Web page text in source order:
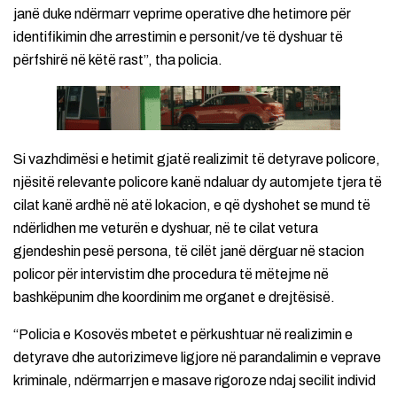
janë duke ndërmarr veprime operative dhe hetimore për
identifikimin dhe arrestimin e personit/ve të dyshuar të
përfshirë në këtë rast”, tha policia.
Si vazhdimësi e hetimit gjatë realizimit të detyrave policore,
njësitë relevante policore kanë ndaluar dy automjete tjera të
cilat kanë ardhë në atë lokacion, e që dyshohet se mund të
ndërlidhen me veturën e dyshuar, në te cilat vetura
gjendeshin pesë persona, të cilët janë dërguar në stacion
policor për intervistim dhe procedura të mëtejme në
bashkëpunim dhe koordinim me organet e drejtësisë.
“Policia e Kosovës mbetet e përkushtuar në realizimin e
detyrave dhe autorizimeve ligjore në parandalimin e veprave
kriminale, ndërmarrjen e masave rigoroze ndaj secilit individ